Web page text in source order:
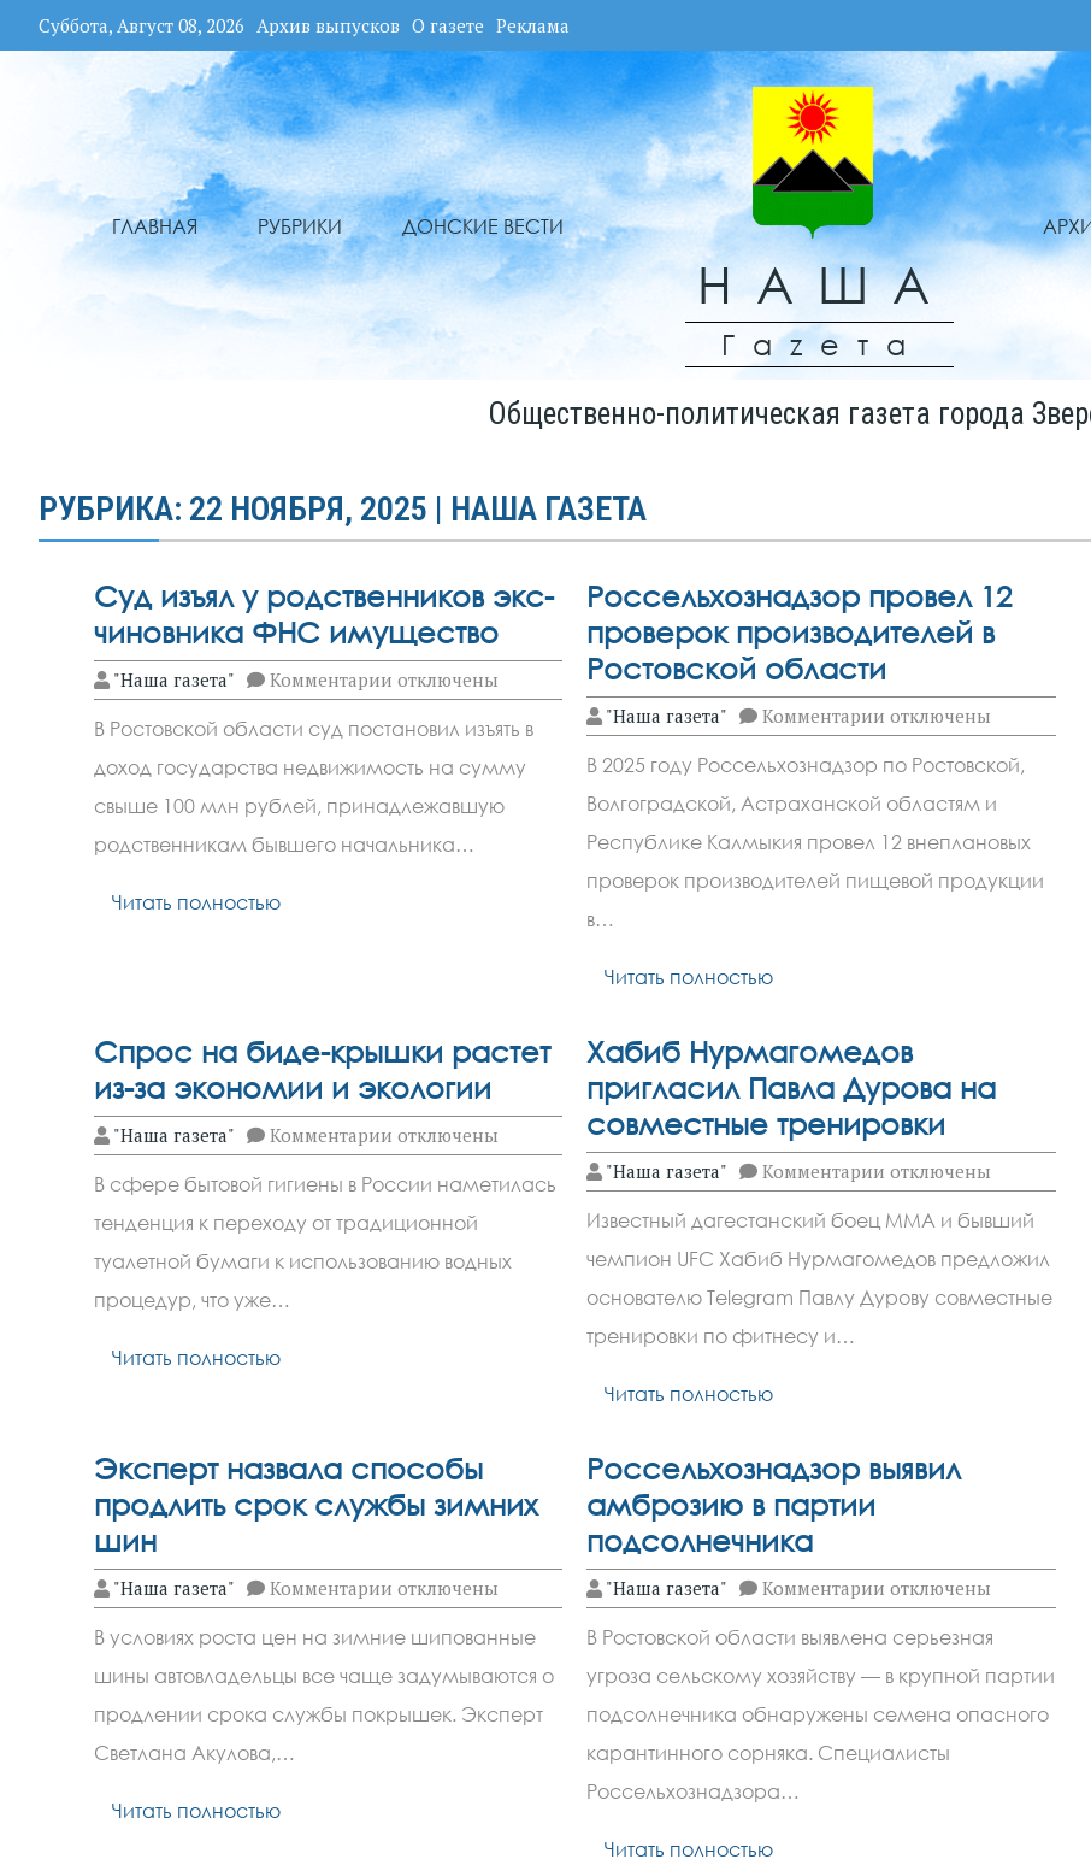
Суббота, Август 08, 2026 Архив выпусков О газете Реклама
ГЛАВНАЯ РУБРИКИ ДОНСКИЕ ВЕСТИ
НАША
Гаzета
Общественно-политическая газета города
РУБРИКА: 22 НОЯБРЯ, 2025 | НАША ГАЗЕТА
Суд изъял у родственников экс-
чиновника ФНС имущество
"Наша газета" Комментариик
записи
изъял
у
родственников
экс-
чиновника
ФНС
отключены
В Ростовской области суд постановил изъять в
доход государства недвижимость на сумму
свыше 100 млн рублей, принадлежавшую
родственникам бывшего начальника…
Читать полностью
Россельхознадзор провел 12
проверок производителей в
Ростовской области
"Наша газета" Комментарии к
записи
Россельхознадзор
провел
12
проверок
производителей
в
Ростовской
области
отключены
В 2025 году Россельхознадзор по Ростовской,
Волгоградской, Астраханской областям и
Республике Калмыкия провел 12 внеплановых
проверок производителей пищевой продукции
в…
Читать полностью
Спрос на биде-крышки растет
из-за экономии и экологии
"Наша газета" Комментариик
записи
на
биде-
крышки
растет
из-
отключены
В сфере бытовой гигиены в России наметилась
тенденция к переходу от традиционной
туалетной бумаги к использованию водных
процедур, что уже…
Читать полностью
Хабиб Нурмагомедов
пригласил Павла Дурова на
совместные тренировки
"Наша газета" Комментарии к
записи
Хабиб
Нурмагомедов
пригласил
Павла
Дурова
на
отключены
Известный дагестанский боец ММА и бывший
чемпион UFC Хабиб Нурмагомедов предложил
основателю Telegram Павлу Дурову совместные
тренировки по фитнесу и…
Читать полностью
Эксперт назвала способы
продлить срок службы зимних
шин
"Наша газета" Комментариик
записи
назвала
способы
продлить
срок
службы
отключены
В условиях роста цен на зимние шипованные
шины автовладельцы все чаще задумываются о
продлении срока службы покрышек. Эксперт
Светлана Акулова,…
Читать полностью
Россельхознадзор выявил
амброзию в партии
подсолнечника
"Наша газета" Комментарии к
записи
выявил
амброзию
в
партии
подсолнечника
отключены
В Ростовской области выявлена серьезная
угроза сельскому хозяйству — в крупной партии
подсолнечника обнаружены семена опасного
карантинного сорняка. Специалисты
Россельхознадзора…
Читать полностью